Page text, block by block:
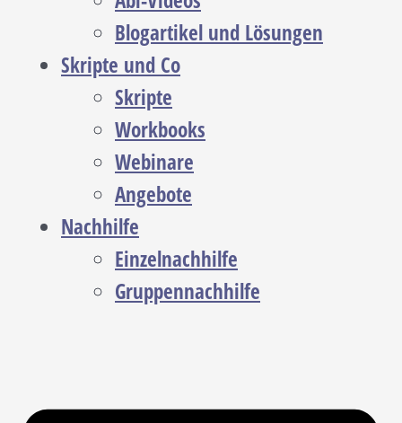
Blogartikel und Lösungen
Skripte und Co
Skripte
Workbooks
Webinare
Angebote
Nachhilfe
Einzelnachhilfe
Gruppennachhilfe